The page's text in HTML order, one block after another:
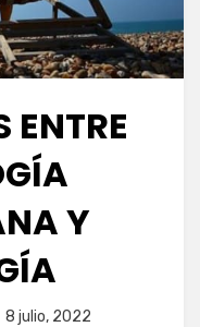
ENTRE
Y
8 julio, 2022